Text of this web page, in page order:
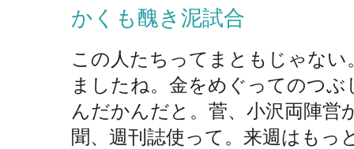
かくも醜き泥試合
この人たちってまともじゃない
ましたね。金をめぐってのつ
んだかんだと。菅、小沢両陣営
聞、週刊誌使って。来週はもっ